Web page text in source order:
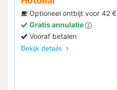
Optioneel ontbijt voor 42 €
Gratis annulatie
Vooraf betalen
Bekijk details